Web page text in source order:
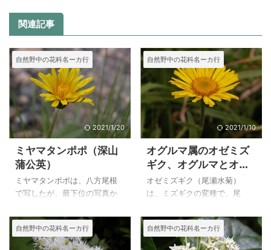
関連記事
自然野中の花科名ーカ行
2021/1/20
ミヤマタンポポ（深山
蒲公英）
ミヤマタンポポは、八方尾根
で写したが、最下位の写真か
うにも見え、シロウマタンポ
ポかもしれないと思いました
が、八方尾根で写した写真が
自然野中の花科名ーカ行
2021/1/10
オグルマ属のオゼミズ
ギク、オグルマとオカ
オグルマ属のサワオグ
ルマの比較
オゼミズギク（尾瀬水菊）
は、ミズギクの変種で、尾
高さ２５㎝～５０㎝の多年草
です。 オグルマ（小車）はオ
ゼミズギクと同じオグルマ属
自然野中の花科名ーカ行 自然野中の花科名ーカ行